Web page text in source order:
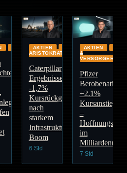
GLOBALAKTIEN
DIVIDENDEN-
ARISTOKRATEN
Caterpillar
Ergebnisse:
-1,7%
Kursrückgang
nach
starkem
Infrastruktur-
Boom
6 Std
AKTIEN
&
VERSORGER
Pfizer
Berobenatide:
+2.1%
Kursanstieg
–
im
7 Std